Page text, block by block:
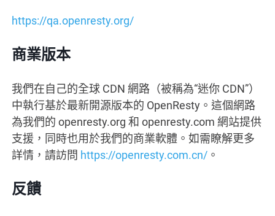
https://qa.openresty.org/
商業版本
我們在自己的全球 CDN 網路（被稱為“迷你 CDN”）
中執行基於最新開源版本的 OpenResty。這個網路
為我們的 openresty.org 和 openresty.com 網站提供
支援，同時也用於我們的商業軟體。如需瞭解更多
詳情，請訪問 https://openresty.com.cn/ 。
反饋